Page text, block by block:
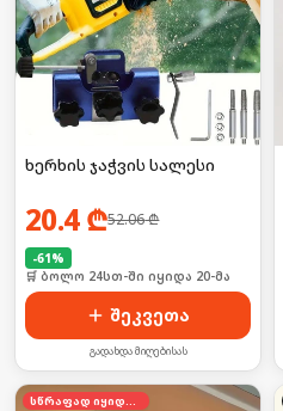
ხერხის ჯაჭვის სალესი
20.4₾52.06₾
-61%
🛒 ბოლო 24სთ-ში იყიდა 20-მა
შეკვეთა
გადახდა მიღებისას
სწრაფად იყიდება